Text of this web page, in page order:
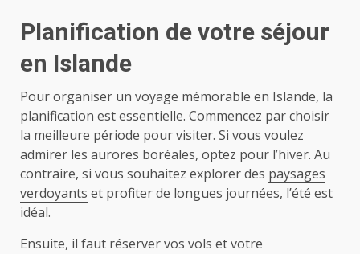
Planification de votre séjour
en Islande
Pour organiser un voyage mémorable en Islande, la
planification est essentielle. Commencez par choisir
la meilleure période pour visiter. Si vous voulez
admirer les aurores boréales, optez pour l’hiver. Au
contraire, si vous souhaitez explorer des paysages
verdoyants et profiter de longues journées, l’été est
idéal.
Ensuite, il faut réserver vos vols et votre